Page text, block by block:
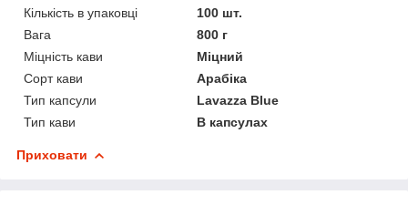
Кількість в упаковці
100 шт.
Вага
800 г
Міцність кави
Міцний
Сорт кави
Арабіка
Тип капсули
Lavazza Blue
Тип кави
В капсулах
Приховати